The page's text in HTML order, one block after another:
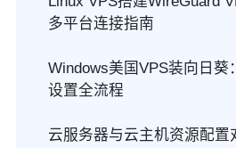
多平台连接指南
Windows美国VPS装向日葵
设置全流程
云服务器与云主机资源配置